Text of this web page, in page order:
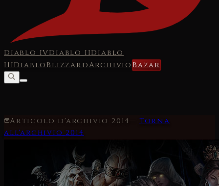
Diablo IVDiablo IIDiablo
IIIDiabloBlizzardArchivioBazar
Articolo d'archivio 2014—Torna
all'archivio2014